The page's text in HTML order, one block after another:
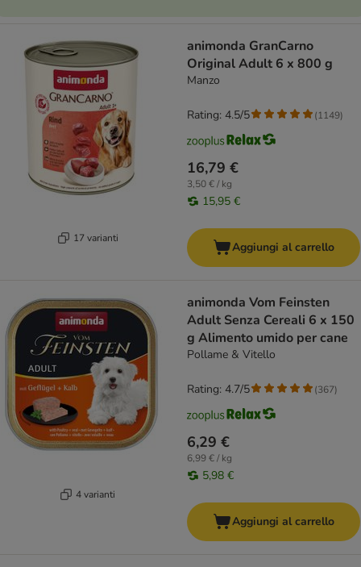
17 varianti
animonda GranCarno
Original Adult 6 x 800 g
Manzo
16,79 €
3,50 € / kg
15,95 €
Rating: 4.5/5 (1149)
Aggiungi al carrello
4 varianti
animonda Vom Feinsten
Adult Senza Cereali 6 x 150
g Alimento umido per cane
Pollame & Vitello
6,29 €
6,99 € / kg
5,98 €
Rating: 4.7/5 (367)
Aggiungi al carrello